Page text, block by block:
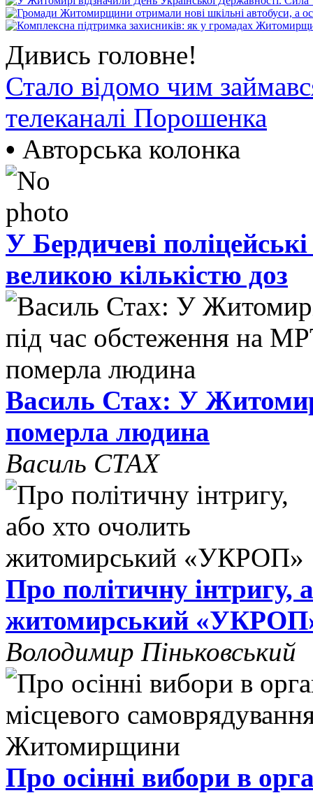
Дивись головне!
Стало відомо чим
телеканалі Порошенка
• Авторська колонка
У Бердичеві
великою кількістю доз
Василь Стах: У
померла людина
Василь СТАХ
Про політичну інтригу,
житомирський
Володимир Піньковський
Про осінні вибори в